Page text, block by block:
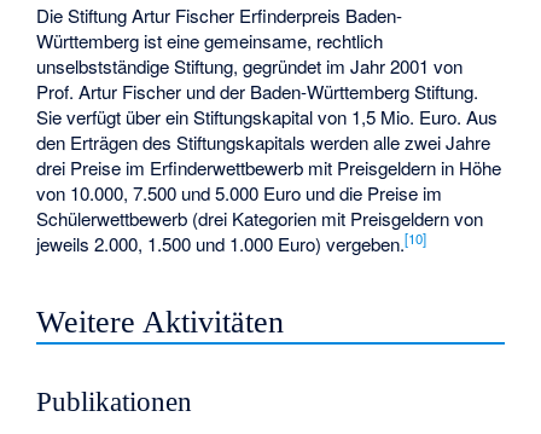
Die Stiftung Artur Fischer Erfinderpreis Baden-
Württemberg ist eine gemeinsame, rechtlich
unselbstständige Stiftung, gegründet im Jahr 2001 von
Prof. Artur Fischer und der Baden-Württemberg Stiftung.
Sie verfügt über ein Stiftungskapital von 1,5 Mio. Euro. Aus
den Erträgen des Stiftungskapitals werden alle zwei Jahre
drei Preise im Erfinderwettbewerb mit Preisgeldern in Höhe
von 10.000, 7.500 und 5.000 Euro und die Preise im
Schülerwettbewerb (drei Kategorien mit Preisgeldern von
jeweils 2.000, 1.500 und 1.000 Euro) vergeben.[10]
Weitere Aktivitäten
Publikationen